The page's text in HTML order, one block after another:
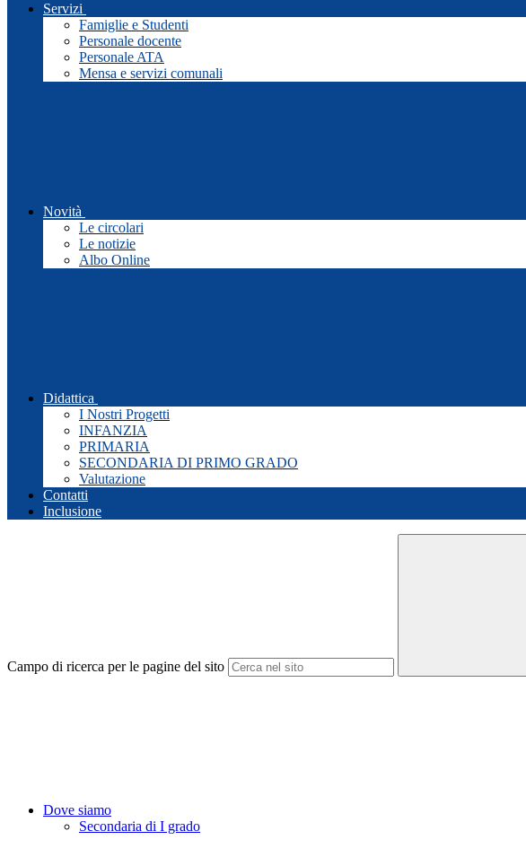
Servizi
Famiglie e Studenti
Personale docente
Personale ATA
Mensa e servizi comunali
Novità
Le circolari
Le notizie
Albo Online
Didattica
I Nostri Progetti
INFANZIA
PRIMARIA
SECONDARIA DI PRIMO GRADO
Valutazione
Contatti
Inclusione
Campo di ricerca per le pagine del sito
Dove siamo
Secondaria di I grado